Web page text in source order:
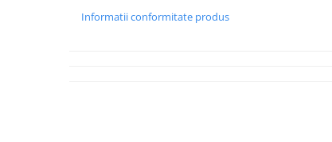
Informatii conformitate produs